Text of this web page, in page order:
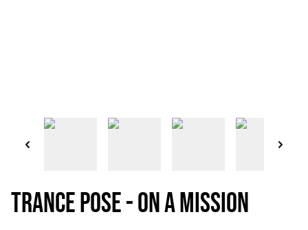
TRANCE POSE - On a mission